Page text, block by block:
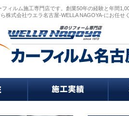
ィルム施工専門店です。創業50年の経験と年間
株式会社ウエラ名古屋-WELLA NAGOYA-にお任せ